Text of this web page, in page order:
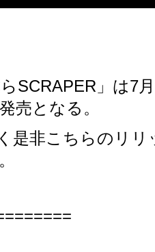
SCRAPER」は7
売となる。
是非こちらのリリ